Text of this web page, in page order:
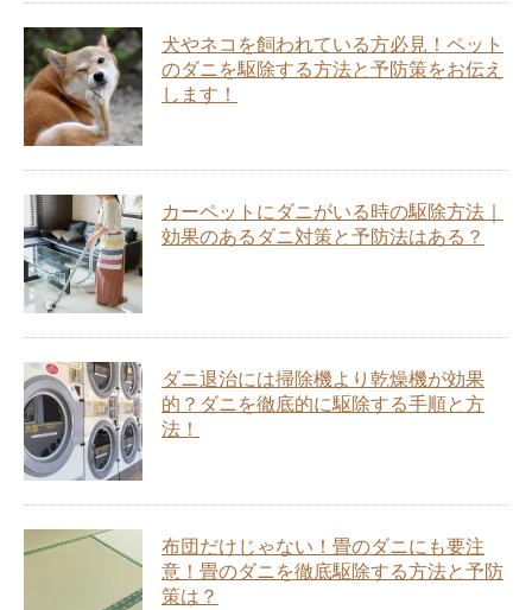
犬やネコを飼われている方必見！ペット
のダニを駆除する方法と予防策をお伝え
します！
カーペットにダニがいる時の駆除方法｜
効果のあるダニ対策と予防法はある？
ダニ退治には掃除機より乾燥機が効果
的？ダニを徹底的に駆除する手順と方
法！
布団だけじゃない！畳のダニにも要注
意！畳のダニを徹底駆除する方法と予防
策は？